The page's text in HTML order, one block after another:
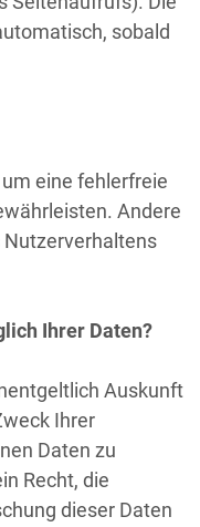
sobald
eine fehlerfreie
Andere
Nutzerverhaltens
Ihrer Daten?
Auskunft
Ihrer
Daten zu
Recht, die
dieser Daten